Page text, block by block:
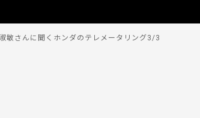
さんに聞くホンダのテレメータリング3/3